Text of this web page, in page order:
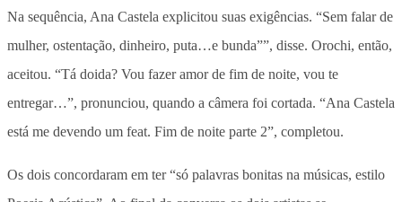
Na sequência, Ana Castela explicitou suas exigências. “Sem falar de
mulher, ostentação, dinheiro, puta…e bunda””, disse. Orochi, então,
aceitou. “Tá doida? Vou fazer amor de fim de noite, vou te
entregar…”, pronunciou, quando a câmera foi cortada. “Ana Castela
está me devendo um feat. Fim de noite parte 2”, completou.
Os dois concordaram em ter “só palavras bonitas na músicas, estilo